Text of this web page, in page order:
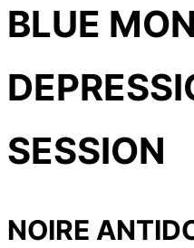
BLUE
SESSION
NOIRE